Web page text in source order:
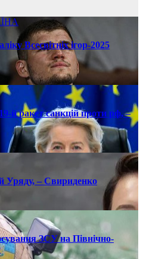
Всесвітніх ігор-2025
й ракет санкцій проти рф, –
Уряду, – Свириденко
ЗСУ на Північно-